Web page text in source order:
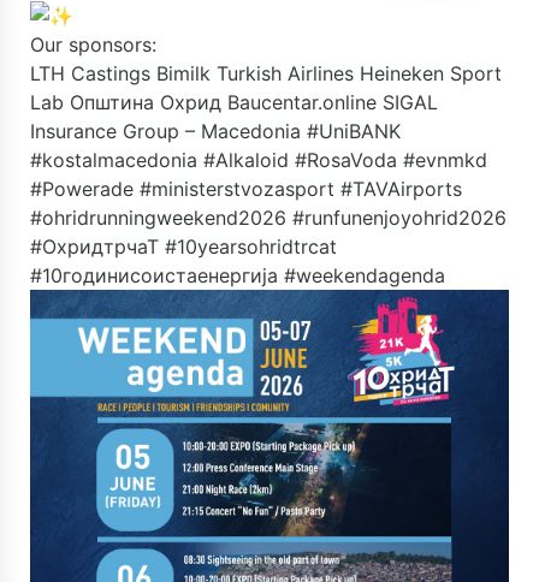
Our sponsors:
LTH Castings Bimilk Turkish Airlines Heineken Sport
Lab Општина Охрид Baucentar.online SIGAL
Insurance Group – Macedonia #UniBANK
#kostalmacedonia #Alkaloid #RosaVoda #evnmkd
#Powerade #ministerstvozasport #TAVAirports
#ohridrunningweekend2026 #runfunenjoyohrid2026
#ОхридтрчаТ #10yearsohridtrcat
#10годинисоистаенергија #weekendagenda